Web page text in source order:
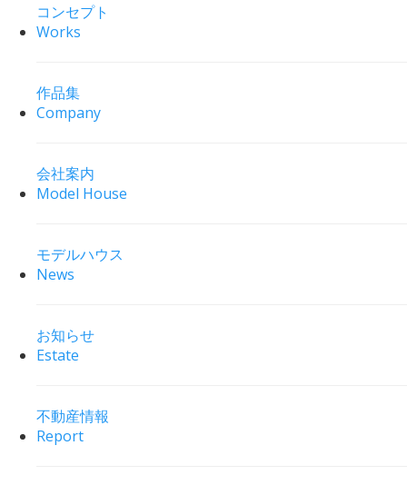
コンセプト
Works
作品集
Company
会社案内
Model House
モデルハウス
News
お知らせ
Estate
不動産情報
Report